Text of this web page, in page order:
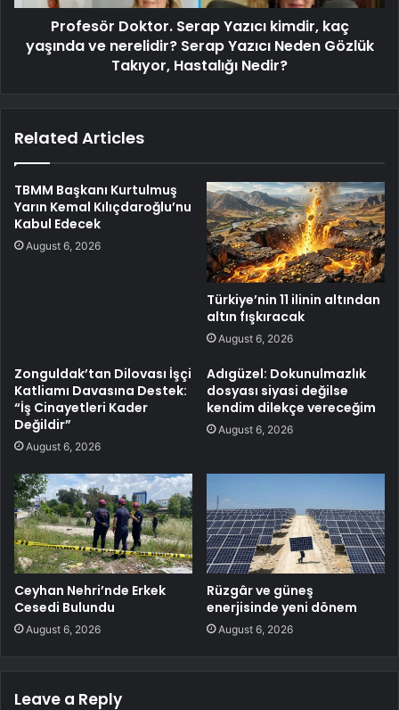
Profesör Doktor. Serap Yazıcı kimdir, kaç
yaşında ve nerelidir? Serap Yazıcı Neden Gözlük
Takıyor, Hastalığı Nedir?
Related Articles
TBMM Başkanı Kurtulmuş
Yarın Kemal Kılıçdaroğlu’nu
Kabul Edecek
August 6, 2026
Türkiye’nin 11 ilinin altından
altın fışkıracak
August 6, 2026
Zonguldak’tan Dilovası İşçi
Katliamı Davasına Destek:
“İş Cinayetleri Kader
Değildir”
August 6, 2026
Adıgüzel: Dokunulmazlık
dosyası siyasi değilse
kendim dilekçe vereceğim
August 6, 2026
Ceyhan Nehri’nde Erkek
Cesedi Bulundu
August 6, 2026
Rüzgâr ve güneş
enerjisinde yeni dönem
August 6, 2026
Leave a Reply